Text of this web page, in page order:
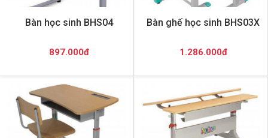
Bàn học sinh BHS04
897.000đ
Bàn ghế học sinh BHS03X
1.286.000đ